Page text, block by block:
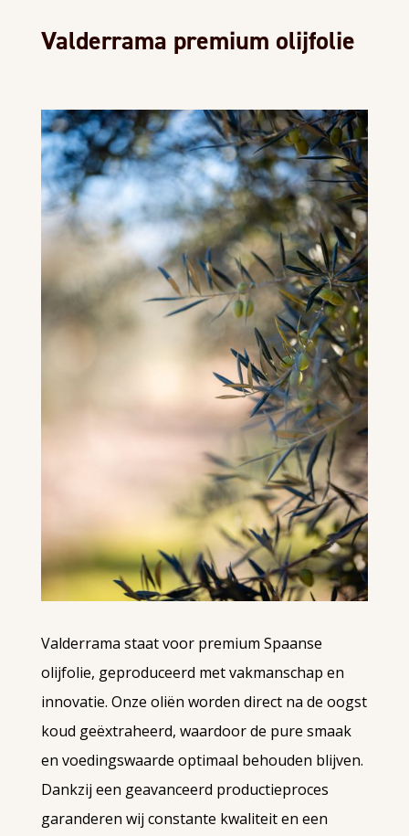
Valderrama premium olijfolie
Valderrama staat voor premium Spaanse
olijfolie, geproduceerd met vakmanschap en
innovatie. Onze oliën worden direct na de oogst
koud geëxtraheerd, waardoor de pure smaak
en voedingswaarde optimaal behouden blijven.
Dankzij een geavanceerd productieproces
garanderen wij constante kwaliteit en een